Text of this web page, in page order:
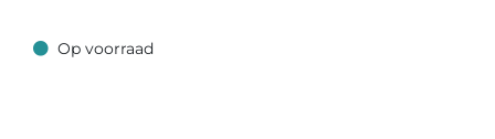
Op voorraad
Op voorraad